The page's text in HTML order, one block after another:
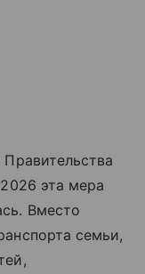
эта мера
Вместо
семьи,